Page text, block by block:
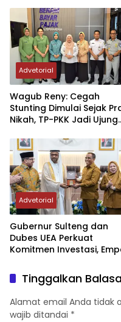
Perdana Internasional
Palu-Guangzhou
Advetorial
Wagub Reny: Cegah
Stunting Dimulai Sejak
Nikah, TP-PKK Jadi Ujung
Advetorial
Gubernur Sulteng dan
Dubes UEA Perkuat
Komitmen Investasi,
Tinggalkan
Alamat email Anda tidak
wajib ditandai *